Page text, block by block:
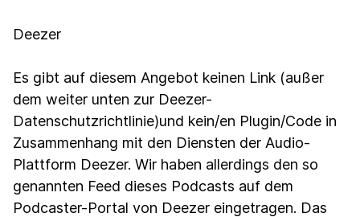
Deezer
Es gibt auf diesem Angebot keinen Link (außer
dem weiter unten zur Deezer-
Datenschutzrichtlinie)und kein/en Plugin/Code in
Zusammenhang mit den Diensten der Audio-
Plattform Deezer. Wir haben allerdings den so
genannten Feed dieses Podcasts auf dem
Podcaster-Portal von Deezer eingetragen. Das